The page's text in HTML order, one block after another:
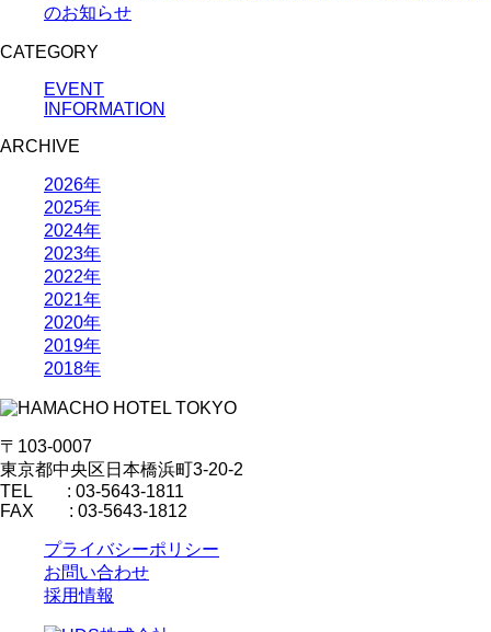
のお知らせ
CATEGORY
EVENT
INFORMATION
ARCHIVE
2026年
2025年
2024年
2023年
2022年
2021年
2020年
2019年
2018年
〒103-0007
東京都中央区日本橋浜町3-20-2
TEL : 03-5643-1811
FAX : 03-5643-1812
プライバシーポリシー
お問い合わせ
採用情報